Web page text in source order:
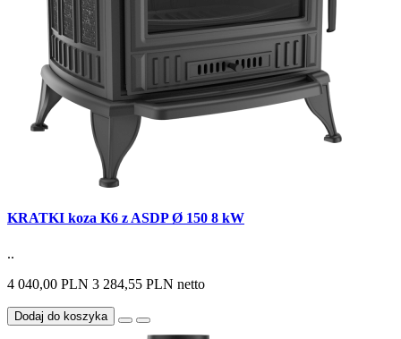
KRATKI koza K6 z ASDP Ø 150 8 kW
..
4 040,00 PLN 3 284,55 PLN netto
Dodaj do koszyka